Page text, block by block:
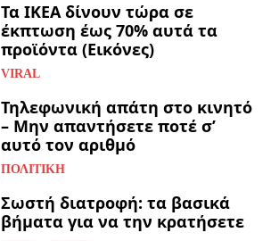
Τα ΙΚΕΑ δίνουν τώρα σε
έκπτωση έως 70% αυτά τα
προϊόντα (Εικόνες)
VIRAL
Τηλεφωνική απάτη στο κινητό
– Μην απαντήσετε ποτέ σ’
αυτό τον αριθμό
ΠΟΛΙΤΙΚΉ
Σωστή διατροφή: τα βασικά
βήματα για να την κρατήσετε